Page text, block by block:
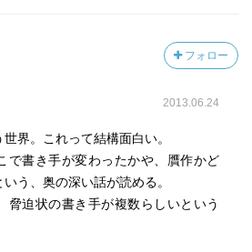
、人間を人間たらしめた重要な行為
略）
行為は（中略）自然科学や工学を始
野においては、最も基本的な行為と
今もって「物を数える」ということ
フォロー
2013.06.24
界。これって結構面白い。
で書き手が変わったかや、贋作かど
う、奥の深い話が読める。
脅迫状の書き手が複数らしいという